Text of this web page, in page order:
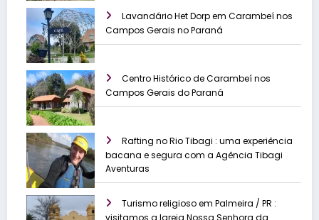
Lavandário Het Dorp em Carambeí nos
Campos Gerais no Paraná
Centro Histórico de Carambeí nos
Campos Gerais do Paraná
Rafting no Rio Tibagi : uma experiência
bacana e segura com a Agência Tibagi
Aventuras
Turismo religioso em Palmeira / PR :